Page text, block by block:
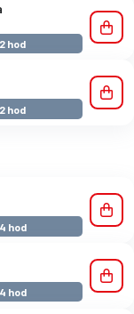
hod
hod
hod
hod